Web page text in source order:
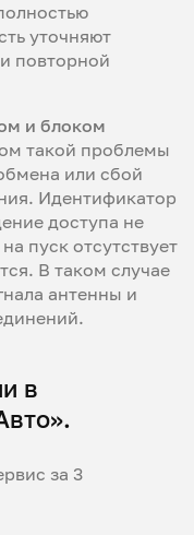
уточняют
повторной
и блоком
такой проблемы
или сбой
Идентификатор
доступа не
пуск отсутствует
В таком случае
антенны и
в
за 3